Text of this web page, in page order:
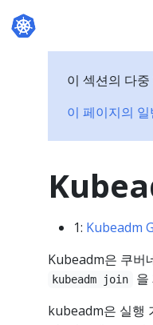
이 섹션의 다
이 페이지의
1: Kubeadm
Kubeadm은 쿠버
kubeadm join
을
kubeadm은 실행